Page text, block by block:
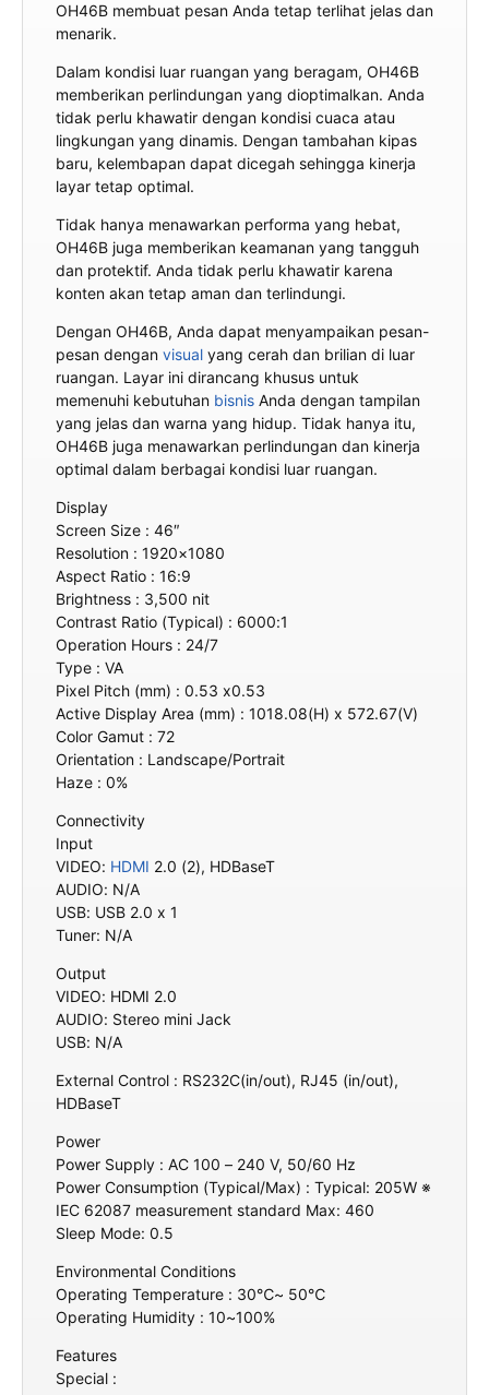
OH46B membuat pesan Anda tetap terlihat jelas dan
menarik.
Dalam kondisi luar ruangan yang beragam, OH46B
memberikan perlindungan yang dioptimalkan. Anda
tidak perlu khawatir dengan kondisi cuaca atau
lingkungan yang dinamis. Dengan tambahan kipas
baru, kelembapan dapat dicegah sehingga kinerja
layar tetap optimal.
Tidak hanya menawarkan performa yang hebat,
OH46B juga memberikan keamanan yang tangguh
dan protektif. Anda tidak perlu khawatir karena
konten akan tetap aman dan terlindungi.
Dengan OH46B, Anda dapat menyampaikan pesan-
pesan dengan visual yang cerah dan brilian di luar
ruangan. Layar ini dirancang khusus untuk
memenuhi kebutuhan bisnis Anda dengan tampilan
yang jelas dan warna yang hidup. Tidak hanya itu,
OH46B juga menawarkan perlindungan dan kinerja
optimal dalam berbagai kondisi luar ruangan.
Display
Screen Size : 46″
Resolution : 1920×1080
Aspect Ratio : 16:9
Brightness : 3,500 nit
Contrast Ratio (Typical) : 6000:1
Operation Hours : 24/7
Type : VA
Pixel Pitch (mm) : 0.53 x0.53
Active Display Area (mm) : 1018.08(H) x 572.67(V)
Color Gamut : 72
Orientation : Landscape/Portrait
Haze : 0%
Connectivity
Input
VIDEO: HDMI 2.0 (2), HDBaseT
AUDIO: N/A
USB: USB 2.0 x 1
Tuner: N/A
Output
VIDEO: HDMI 2.0
AUDIO: Stereo mini Jack
USB: N/A
External Control : RS232C(in/out), RJ45 (in/out),
HDBaseT
Power
Power Supply : AC 100 – 240 V, 50/60 Hz
Power Consumption (Typical/Max) : Typical: 205W ※
IEC 62087 measurement standard Max: 460
Sleep Mode: 0.5
Environmental Conditions
Operating Temperature : 30℃~ 50℃
Operating Humidity : 10~100%
Features
Special :